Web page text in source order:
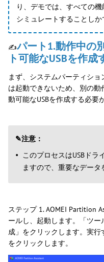
り、デモでは、すべての
シミュレートすることしか
✍パート1.動作中の
ト可能なUSBを作成
まず、システムパーティシ
は起動できないため、別の
動可能なUSBを作成する必要
✎注意：
このプロセスはUSBドラ
ますので、重要なデータ
ステップ 1. AOMEI Partition
ールし、起動します。「ツ
成」をクリックします。実行
をクリックします。